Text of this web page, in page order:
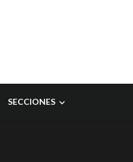
SECCIONES